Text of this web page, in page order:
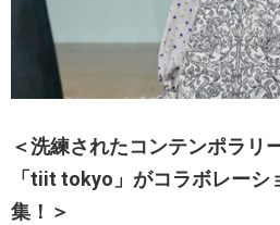
＜洗練されたコンテンポラリ
「tiit tokyo」がコラボレーシ
集！＞